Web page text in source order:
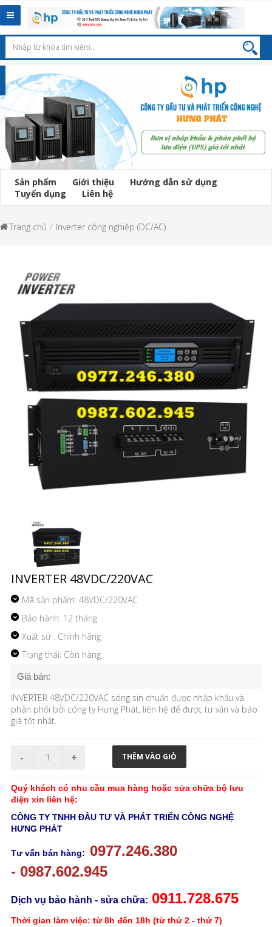
Toggle
navigation
Sản phẩm Giới thiệu
Hướng dẫn sử dụng
Tuyển dụng
Liên hệ
Trang chủ Inverter công nghiệp (DC/AC)
INVERTER 48VDC/220VAC
Mã sản phẩm: 48VDC/220VAC
Bảo hành: 12 tháng
Xuất sứ : Chính hãng
Trạng thái: Còn hàng
Giá bán:
INVERTER 48VDC/220VAC sóng sin chuẩn được nhập khẩu và
phân phối bởi công ty Hưng Phát, liên hệ để được tư vấn và báo
giá tốt nhất.
Quý khách có nhu cầu mua hàng hoặc sửa chữa bộ lưu
điện xin liên hệ:
CÔNG TY TNHH ĐẦU TƯ VÀ PHÁT TRIỂN CÔNG NGHỆ
HƯNG PHÁT
Tư vấn bán hàng:
0977.246.380
- 0987.602.945
Dịch vụ bảo hành - sửa chữa: 0911.728.675
Thời gian làm việc: từ 8h đến 18h (từ thứ 2 - thứ 7)